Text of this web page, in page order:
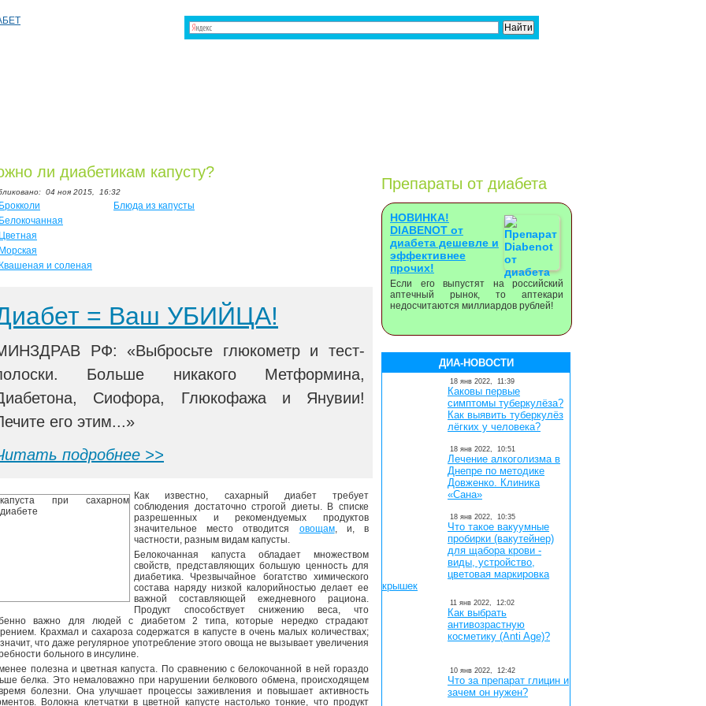
ли диабетикам капусту?
04 ноя 2015, 16:32
Брокколи
Белокочанная
Цветная
Морская
Квашеная и соленая
Блюда из капусты
= Ваш УБИЙЦА!
РФ: «Выбросьте глюкометр и тест-
Больше никакого Метформина,
Сиофора, Глюкофажа и Янувии!
его этим...»
подробнее >>
Как известно, сахарный диабет требует
соблюдения достаточно строгой диеты. В списке
разрешенных и рекомендуемых продуктов
значительное место отводится овощам, и, в
частности, разным видам капусты.
Белокочанная капуста обладает множеством
свойств, представляющих большую ценность для
диабетика. Чрезвычайное богатство химического
состава наряду низкой калорийностью делает ее
важной составляющей ежедневного рациона.
Продукт способствует снижению веса, что
важно для людей с диабетом 2 типа, которые нередко страдают
Крахмал и сахароза содержатся в капусте в очень малых количествах;
что даже регулярное употребление этого овоща не вызывает увеличения
больного в инсулине.
полезна и цветная капуста. По сравнению с белокочанной в ней гораздо
белка. Это немаловажно при нарушении белкового обмена, происходящем
болезни. Она улучшает процессы заживления и повышает активность
Волокна клетчатки в цветной капусте настолько тонкие, что продукт
Препараты от диабета
НОВИНКА!
DIABENOT от
диабета дешевле и
эффективнее
прочих!
Если его выпустят на российский
аптечный рынок, то аптекари
недосчитаются миллиардов рублей!
ДИА-НОВОСТИ
18 янв 2022, 11:39
Каковы первые
симптомы туберкулёза?
Как выявить туберкулёз
лёгких у человека?
18 янв 2022, 10:51
Лечение алкоголизма в
Днепре по методике
Довженко. Клиника
«Сана»
18 янв 2022, 10:35
Что такое вакуумные
пробирки (вакутейнер)
для щабора крови -
виды, устройство,
цветовая маркировка
крышек
11 янв 2022, 12:02
Как выбрать
антивозрастную
косметику (Anti Age)?
10 янв 2022, 12:42
Что за препарат глицин и
зачем он нужен?